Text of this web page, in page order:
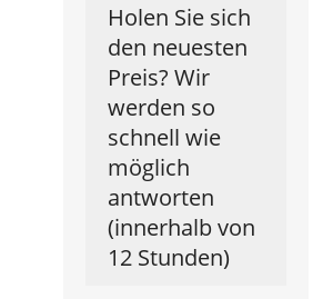
Holen Sie sich
den neuesten
Preis? Wir
werden so
schnell wie
möglich
antworten
(innerhalb von
12 Stunden)